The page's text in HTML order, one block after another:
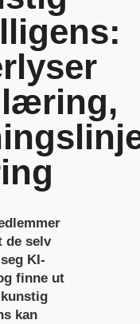
de selv
KI-
finne ut
kan